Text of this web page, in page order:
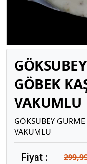
GÖBEK
VAKUMLU
GÖKSUBEY
VAKUMLU
Fiyat :